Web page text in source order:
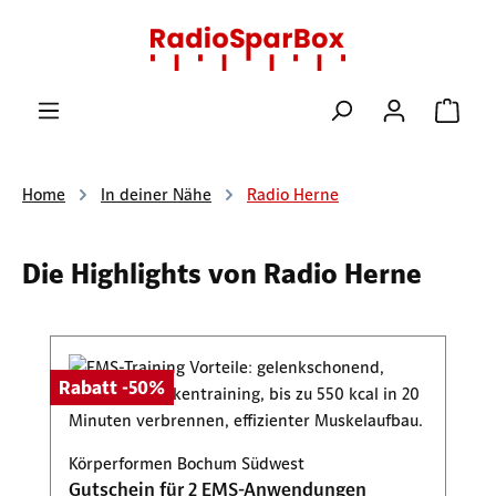
Zum Hauptinhalt springen
Home In deiner Nähe Radio Herne
Die Highlights von Radio Herne
Rabatt -50%
Körperformen Bochum Südwest
Gutschein für 2 EMS-Anwendungen